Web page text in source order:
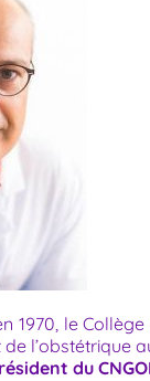
1970, le
l’obstétrique
du